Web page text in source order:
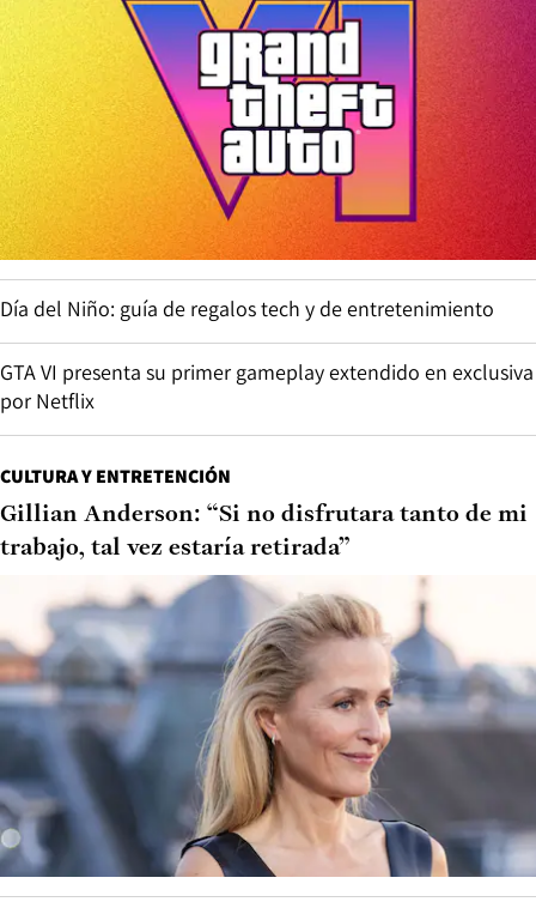
Día del Niño: guía de regalos tech y de entretenimiento
GTA VI presenta su primer gameplay extendido en exclusiva
por Netflix
CULTURA Y ENTRETENCIÓN
Gillian Anderson: “Si no disfrutara tanto de mi
trabajo, tal vez estaría retirada”